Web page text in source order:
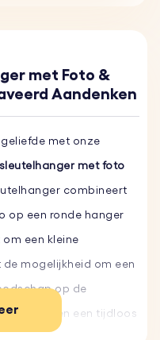
met Foto &
Aandenken
met onze
met foto
combineert
op een ronde hanger
een kleine
mogelijkheid om een
op de
aandenken een tijdloos